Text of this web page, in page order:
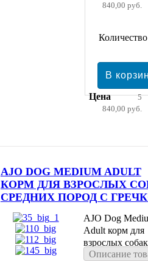
840,00 руб.
Цена
5
840,00 руб.
AJO DOG MEDIUM ADULT
КОРМ ДЛЯ ВЗРОСЛЫХ
СРЕДНИХ ПОРОД С
AJO Dog
Adult корм для
взрослых собак
средних пород
Описание